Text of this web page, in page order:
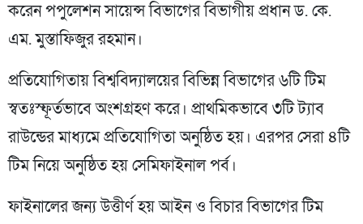
করেন পপুলেশন সায়েন্স বিভাগের বিভাগীয় প্রধান ড. কে.
এম. মুস্তাফিজুর রহমান।
প্রতিযোগিতায় বিশ্ববিদ্যালয়ের বিভিন্ন বিভাগের ৬টি টিম
স্বতঃস্ফূর্তভাবে অংশগ্রহণ করে। প্রাথমিকভাবে ৩টি ট্যাব
রাউন্ডের মাধ্যমে প্রতিযোগিতা অনুষ্ঠিত হয়। এরপর সেরা ৪টি
টিম নিয়ে অনুষ্ঠিত হয় সেমিফাইনাল পর্ব।
ফাইনালের জন্য উত্তীর্ণ হয় আইন ও বিচার বিভাগের টিম